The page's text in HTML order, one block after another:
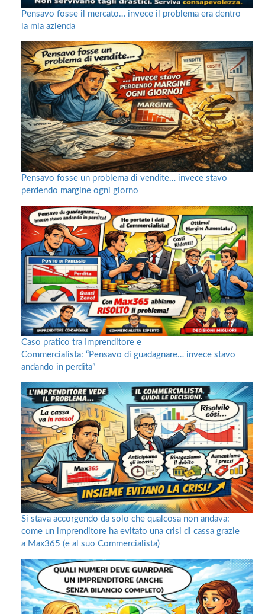
Pensavo fosse il mercato… invece il problema era dentro
la mia azienda
Pensavo fosse un problema di vendite… invece stavo
perdendo margine ogni giorno
Caso pratico tra Imprenditore e
Commercialista: “Pensavo di guadagnare… invece stavo
andando in perdita”
Si stava accorgendo da solo che qualcosa non andava:
come un imprenditore ha evitato una crisi di cassa grazie
a Max365 (e al suo Commercialista)